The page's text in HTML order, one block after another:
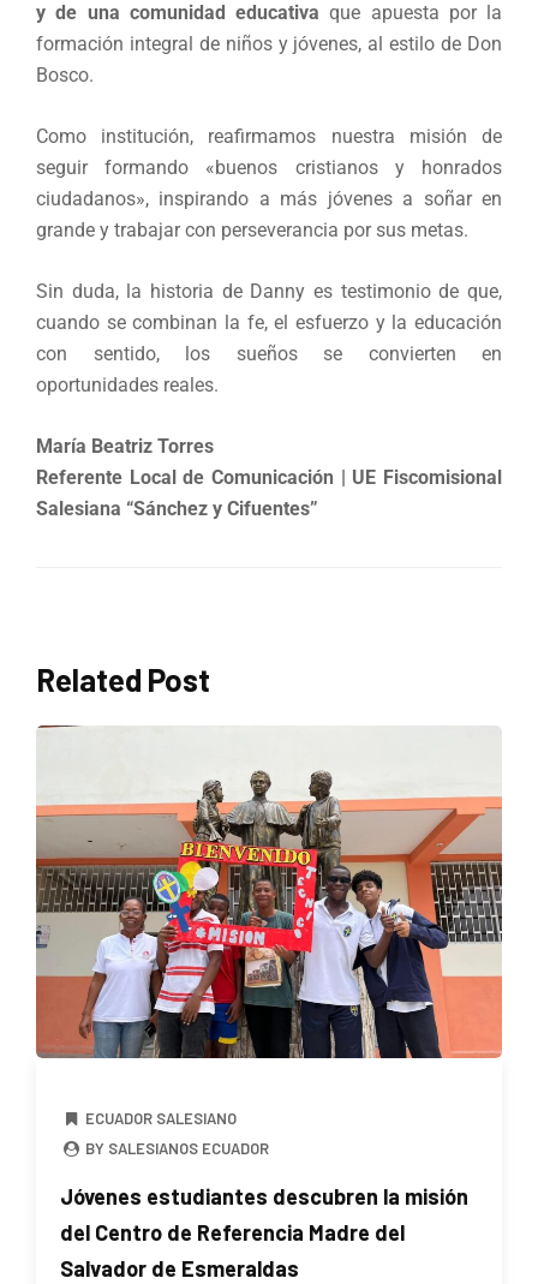
y de una comunidad educativa que apuesta por la
formación integral de niños y jóvenes, al estilo de Don
Bosco.
Como institución, reafirmamos nuestra misión de
seguir formando «buenos cristianos y honrados
ciudadanos», inspirando a más jóvenes a soñar en
grande y trabajar con perseverancia por sus metas.
Sin duda, la historia de Danny es testimonio de que,
cuando se combinan la fe, el esfuerzo y la educación
con sentido, los sueños se convierten en
oportunidades reales.
María Beatriz Torres
Referente Local de Comunicación | UE Fiscomisional
Salesiana “Sánchez y Cifuentes”
Related Post
ECUADOR SALESIANO
BY SALESIANOS ECUADOR
Jóvenes estudiantes descubren la misión
del Centro de Referencia Madre del
Salvador de Esmeraldas